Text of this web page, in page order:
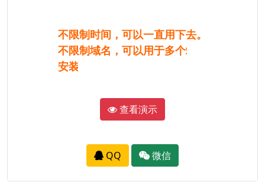
不限制时间，可以一直用下去。
不限制域名，可以用于多个站。
安装完成后，与演示完全一样。
查看演示
QQ 微信